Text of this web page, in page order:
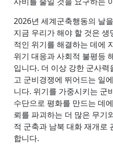
2026년 세계군축행동의 날
지금 우리가 해야 할 것은
적인 위기를 해결하는 데에
위기 대응과 사회적 불평등
입니다. 더 이상 강한 군사
고 군비경쟁에 뛰어드는 일
니다. 위기를 가중시키는 군
수단으로 평화를 만드는 데
뢰를 파괴하는 더 많은 무기
적 군축과 남북 대화 재개로
합니다.